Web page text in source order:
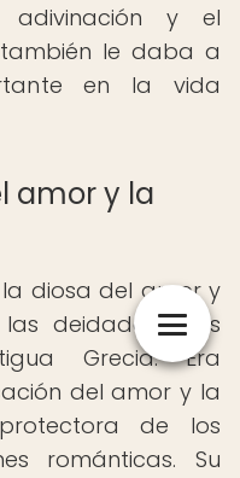
adivinación y el
le daba a
en la vida
amor y la
diosa del amor y
deidades más
Grecia. Era
del amor y la
de los
románticas. Su